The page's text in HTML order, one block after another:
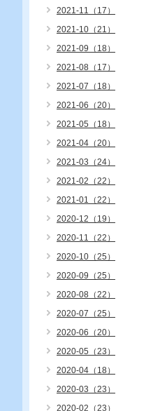
2021-11（17）
2021-10（21）
2021-09（18）
2021-08（17）
2021-07（18）
2021-06（20）
2021-05（18）
2021-04（20）
2021-03（24）
2021-02（22）
2021-01（22）
2020-12（19）
2020-11（22）
2020-10（25）
2020-09（25）
2020-08（22）
2020-07（25）
2020-06（20）
2020-05（23）
2020-04（18）
2020-03（23）
2020-02（23）